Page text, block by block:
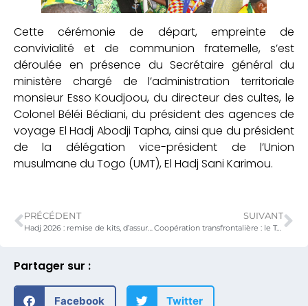
Partager sur :
Facebook Twitter
Cette cérémonie de départ, empreinte de
convivialité et de communion fraternelle, s’est
déroulée en présence du Secrétaire général du
ministère chargé de l’administration territoriale
monsieur Esso Koudjoou, du directeur des cultes, le
Colonel Béléi Bédiani, du président des agences de
voyage El Hadj Abodji Tapha, ainsi que du président
de la délégation vice-président de l’Union
musulmane du Togo (UMT), El Hadj Sani Karimou.
PRÉCÉDENT
Hadj 2026 : remise de kits, d’assurance-vie et dernières consignes à la délégation officielle
SUIVANT
Coopération transfrontalière : le Togo et le Bénin consolident leur fraternité dans l’espace Ouaké-Copargo / Binah 1 – Binah 2